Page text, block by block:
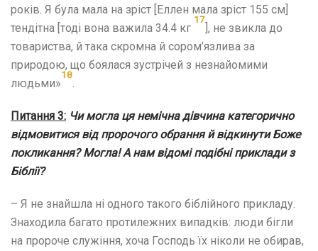
років. Я була мала на зріст [Еллен мала зріст 155 см]
тендітна [тоді вона важила 34.4 кг
17
], не звикла до
товариства, й така скромна й сором’язлива за
природою, що боялася зустрічей з незнайомими
людьми»
18
.
Питання 3: Чи могла ця немічна дівчина категорично
відмовитися від пророчого обрання й відкинути Боже
покликання? Могла! А нам відомі подібні приклади з
Біблії?
– Я не знайшла ні одного такого біблійного прикладу.
Знаходила багато протилежних випадків: люди бігли
на пророче служіння, хоча Господь їх ніколи не обирав,